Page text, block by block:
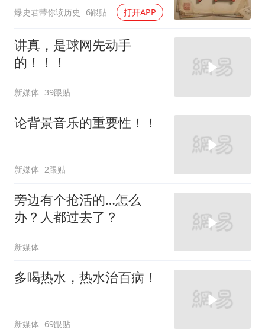
爆史君带你读历史 6跟贴 打开APP
讲真，是球网先动手
的！！！
新媒体 39跟贴
论背景音乐的重要性！！
新媒体 2跟贴
旁边有个抢活的…怎么
办？人都过去了？
新媒体
多喝热水，热水治百病！
新媒体 69跟贴